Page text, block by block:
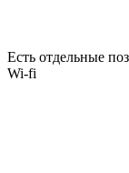
Есть отдельные
Wi-fi